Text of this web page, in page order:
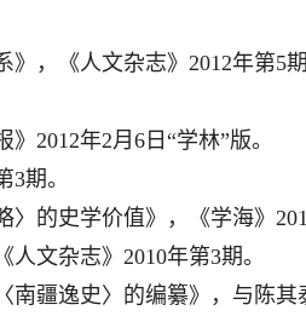
，《人文杂志》2012年第5
2012年2月6日“学林”版。
期。
的史学价值》，《学海》
文杂志》2010年第3期。
疆逸史〉的编纂》，与陈其